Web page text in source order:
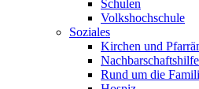
Schulen
Volkshochschule
Soziales
Kirchen und
Nachbarschaftshilfe
Rund um die